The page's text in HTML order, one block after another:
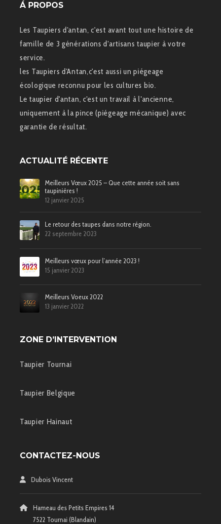
Á PROPOS
Les Taupiers d'antan, c'est avant tout une histoire de
famille de 3 générations d'artisans taupier à votre
service.
les Taupiers d'Antan,c'est aussi un piégeage
écologique reconnu pour les cultures bio.
Le taupier d'antan, c'est un travail à l'ancienne,
uniquement à la pince (piégeage mécanique) avec
garantie de résultat.
ACTUALITÉ RÉCENTE
Meilleurs Vœux 2025 – Que cette année soit sans
taupinières !
12 janvier 2025
Le retour des taupes dans notre région.
22 septembre 2023
Meilleurs vœux pour l’année 2023 !
15 janvier 2023
Meilleurs Voeux 2022
13 janvier 2022
ZONE D’INTERVENTION
Taupier Tournai
Taupier Belgique
Taupier Hainaut
CONTACTEZ-NOUS
Dubois Vincent
Hameau des Petits Empires 14
7522 Tournai (Blandain)